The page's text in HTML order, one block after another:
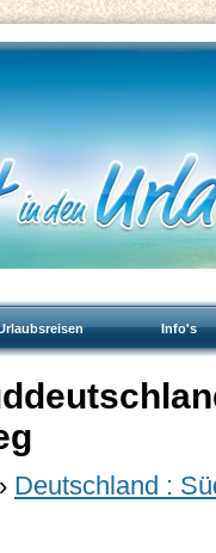
Info's
Deutschland :